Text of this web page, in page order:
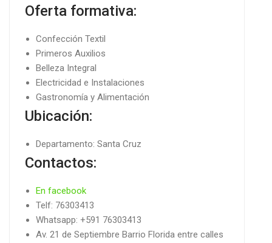
Oferta formativa:
Confección Textil
Primeros Auxilios
Belleza Integral
Electricidad e Instalaciones
Gastronomía y Alimentación
Ubicación:
Departamento: Santa Cruz
Contactos:
En facebook
Telf: 76303413
Whatsapp: +591 76303413
Av. 21 de Septiembre Barrio Florida entre calles